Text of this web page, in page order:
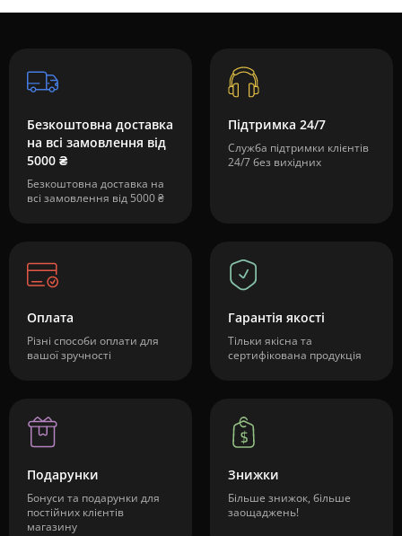
Безкоштовна доставка
на всі замовлення від
5000 ₴
Безкоштовна доставка на
всі замовлення від 5000 ₴
Підтримка 24/7
Служба підтримки клієнтів
24/7 без вихідних
Оплата
Різні способи оплати для
вашої зручності
Гарантія якості
Тільки якісна та
сертифікована продукція
Подарунки
Бонуси та подарунки для
постійних клієнтів
магазину
Знижки
Більше знижок, більше
заощаджень!